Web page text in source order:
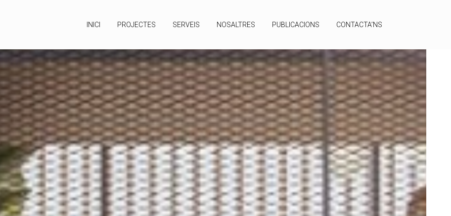
INICI PROJECTES SERVEIS NOSALTRES PUBLICACIONS CONTACTA’NS